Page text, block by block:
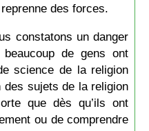
des forces.
constatons un danger
de gens ont
science de la religion
des sujets de la religion
que dès qu’ils ont
ou de comprendre